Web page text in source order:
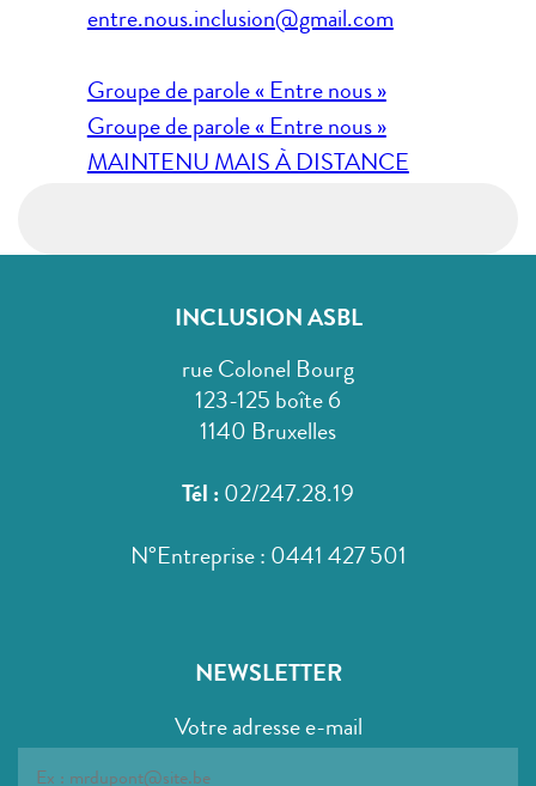
entre.nous.inclusion@gmail.com
Navigation
de
l’article
Groupe de parole « Entre nous »
Groupe de parole « Entre nous »
MAINTENU MAIS À DISTANCE
INCLUSION ASBL
rue Colonel Bourg
123-125 boîte 6
1140 Bruxelles
Tél : 02/247.28.19
N°Entreprise : 0441 427 501
NEWSLETTER
Votre adresse e-mail